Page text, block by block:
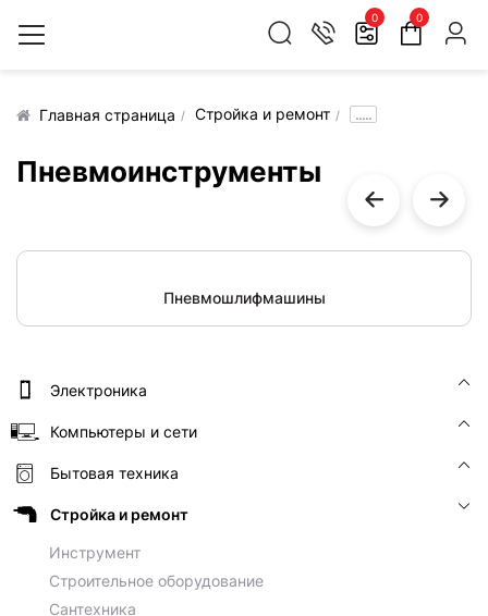
0 0
Главная страница Стройка и ремонт .....
Пневмоинструменты
Пневмошлифмашины
Электроника
Компьютеры и сети
Бытовая техника
Стройка и ремонт
Инструмент
Строительное оборудование
Сантехника